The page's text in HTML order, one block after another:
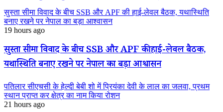
सुस्ता सीमा विवाद के बीच SSB और APF की हाई-लेवल बैठक, यथास्थिति
बनाए रखने पर नेपाल का बड़ा आश्वासन
19 hours ago
सुस्ता सीमा विवाद के बीच SSB और APF की हाई-लेवल बैठक,
यथास्थिति बनाए रखने पर नेपाल का बड़ा आश्वासन
पतिलार सीएचसी के हेल्दी बेबी शो में प्रियंका देवी के लाल का जलवा, प्रथम
स्थान प्राप्त कर क्षेत्र का नाम किया रोशन
21 hours ago